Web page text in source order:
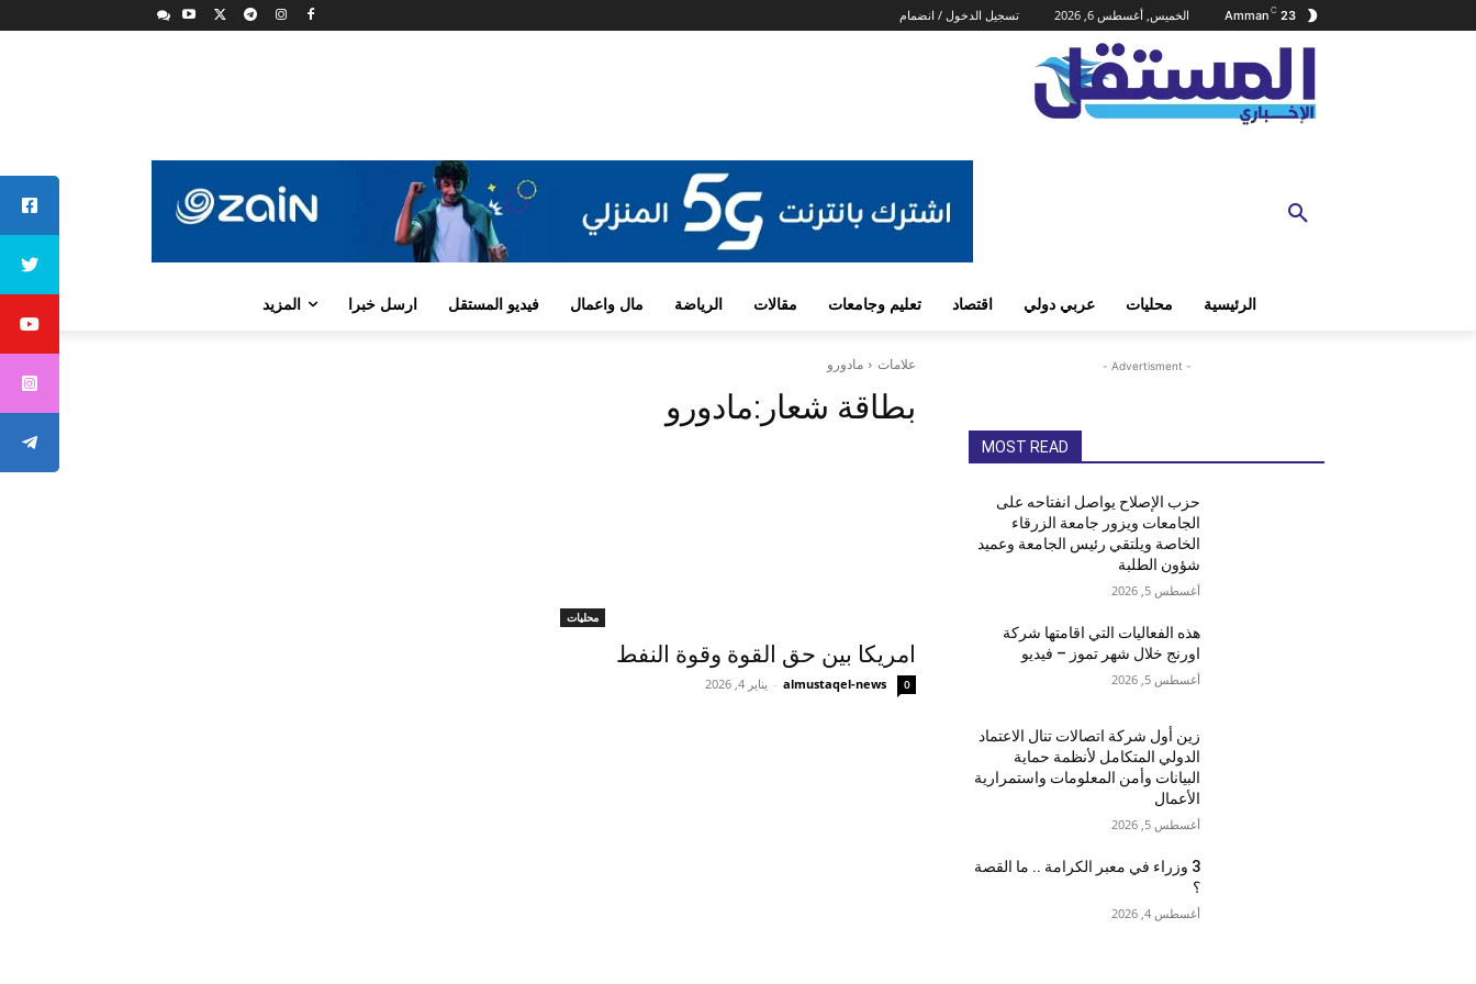
23
C
Amman الخميس, أغسطس 6, 2026 تسجيل الدخول / انضمام
الرئيسية محليات عربي دولي اقتصاد تعليم وجامعات مقالات الرياضة مال واعمال فيديو المستقل ارسل خبرا المزيد
علامات مادورو
بطاقة شعار:مادورو
محليات
امريكا بين حق القوة وقوة النفط
almustaqel-news
- يناير 4, 2026 0
- Advertisment -
MOST READ
حزب الإصلاح يواصل انفتاحه على
الجامعات ويزور جامعة الزرقاء
الخاصة ويلتقي رئيس الجامعة وعميد
شؤون الطلبة
أغسطس 5, 2026
هذه الفعاليات التي اقامتها شركة
اورنج خلال شهر تموز – فيديو
أغسطس 5, 2026
زين أول شركة اتصالات تنال الاعتماد
الدولي المتكامل لأنظمة حماية
البيانات وأمن المعلومات واستمرارية
الأعمال
أغسطس 5, 2026
3 وزراء في معبر الكرامة .. ما القصة
؟
أغسطس 4, 2026